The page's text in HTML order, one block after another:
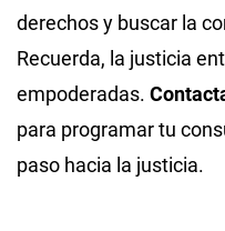
derechos y buscar la
Recuerda, la justicia
empoderadas.
para programar tu
paso hacia la justicia.